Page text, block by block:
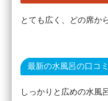
とても広く、どの席か
最新の水風呂の口コミ
しっかりと広めの水風